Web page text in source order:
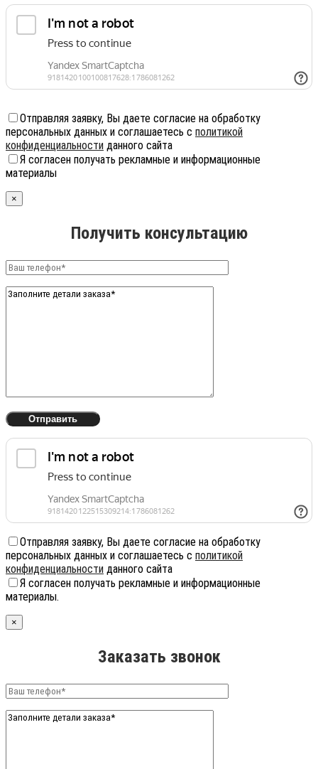
Отправляя заявку, Вы даете согласие на обработку
персональных данных и соглашаетесь с политикой
конфиденциальности данного сайта
Я согласен получать рекламные и информационные
материалы
×
Получить консультацию
Отправляя заявку, Вы даете согласие на обработку
персональных данных и соглашаетесь с политикой
конфиденциальности данного сайта
Я согласен получать рекламные и информационные
материалы.
×
Заказать звонок